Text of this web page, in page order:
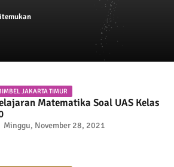
JAKARTA TIMUR
Matematika Soal UAS Kelas
Minggu, November 28, 2021